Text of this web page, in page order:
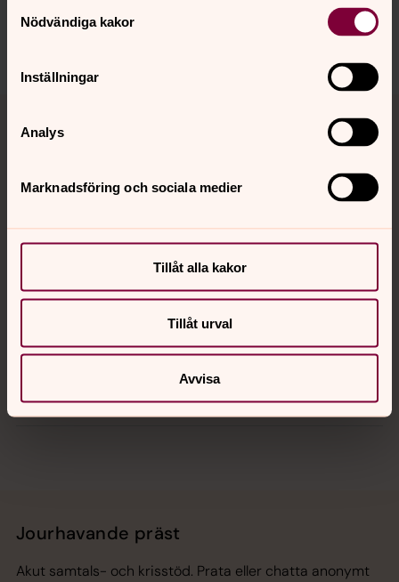
Nödvändiga kakor
Inställningar
Analys
Marknadsföring och sociala medier
Tillåt alla kakor
Tillåt urval
Avvisa
jarna-vardinge.pastorat@svenskakyrkan.se
Kontakt
Jourhavande präst
Akut samtals- och krisstöd. Prata eller chatta anonymt